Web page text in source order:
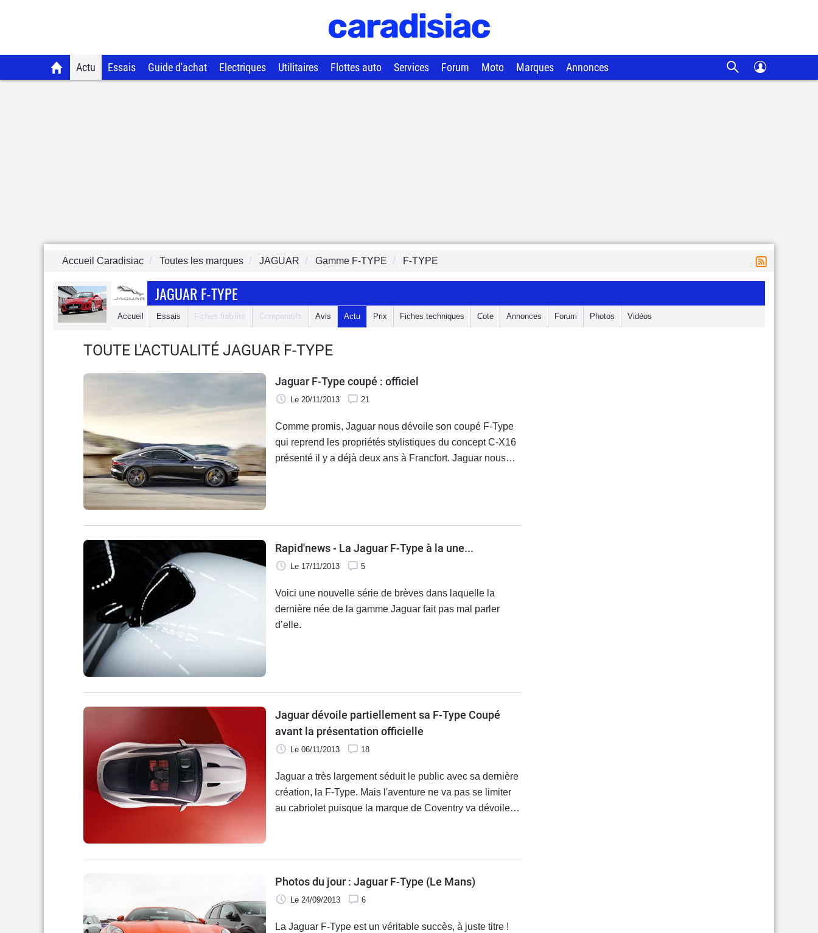
Actu Essais Guide d'achat Electriques Utilitaires Flottes auto Services Forum Moto Marques Annonces
Accueil Caradisiac Toutes les marques JAGUAR Gamme F-TYPE F-TYPE
JAGUAR F-TYPE
Accueil Essais Fiches fiabilité Comparatifs Avis Actu Prix Fiches techniques Cote Annonces Forum Photos Vidéos
TOUTE L'ACTUALITÉ JAGUAR F-TYPE
Jaguar F-Type coupé : officiel
Le 20/11/2013 21
Comme promis, Jaguar nous dévoile son coupé F-Type
qui reprend les propriétés stylistiques du concept C-X16
présenté il y a déjà deux ans à Francfort. Jaguar nous
Rapid'news - La Jaguar F-Type à la une...
Le 17/11/2013 5
Voici une nouvelle série de brèves dans laquelle la
dernière née de la gamme Jaguar fait pas mal parler
d’elle.
Jaguar dévoile partiellement sa F-Type Coupé
avant la présentation officielle
Le 06/11/2013 18
Jaguar a très largement séduit le public avec sa dernière
création, la F-Type. Mais l'aventure ne va pas se limiter
au cabriolet puisque la marque de Coventry va dévoiler
Photos du jour : Jaguar F-Type (Le Mans)
Le 24/09/2013 6
La Jaguar F-Type est un véritable succès, à juste titre !